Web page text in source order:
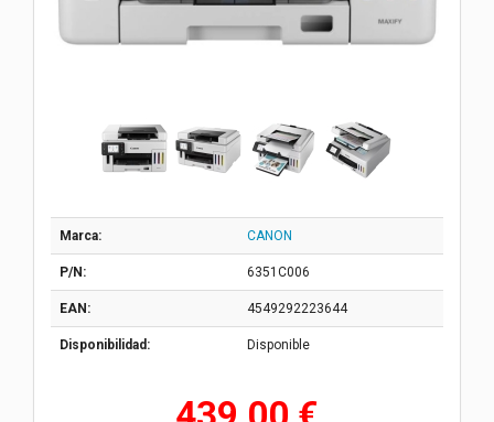
Marca: CANON
P/N: 6351C006
EAN: 4549292223644
Disponibilidad: Disponible